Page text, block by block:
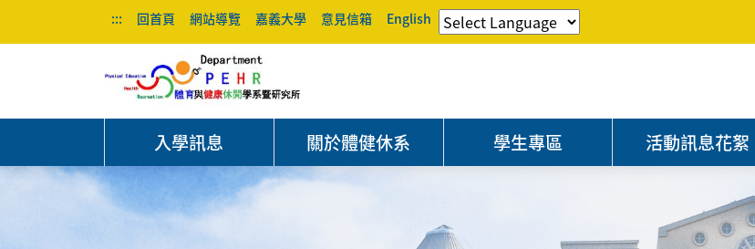
::: 回首頁 網站導覽 嘉義大學 意見信箱 English
入學訊息 關於體健休系 學生專區 活動訊息花絮